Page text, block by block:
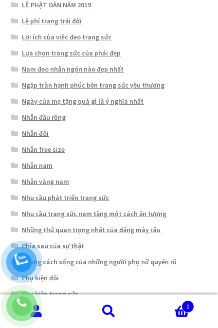
LỄ PHẬT ĐẢN NĂM 2019
Lệ phí trang trải đời
Lợi ích của việc đeo trang sức
Lựa chọn trang sức của phái đẹp
Nam đeo nhẫn ngón nào đẹp nhất
Ngập tràn hạnh phúc bên trang sức yêu thương
Ngày của mẹ tặng quà gì là ý nghĩa nhất
Nhẫn đầu rồng
Nhẫn đôi
Nhẫn free size
Nhẫn nam
Nhẫn vàng nam
Nhu cầu phát triển trang sức
Nhu cầu trang sức nam tăng một cách ấn tượng
Những thứ quan trọng nhất của đấng mày râu
Phía sau của sự thật
Phong cách sống của những người phụ nữ quyến rũ
Phụ kiện đôi
Phụ kiện trang sức
Phụ nữ là phải đẹp
Quan trọng nhất của đấng mày râu là gì
Tìm
Tìm
0